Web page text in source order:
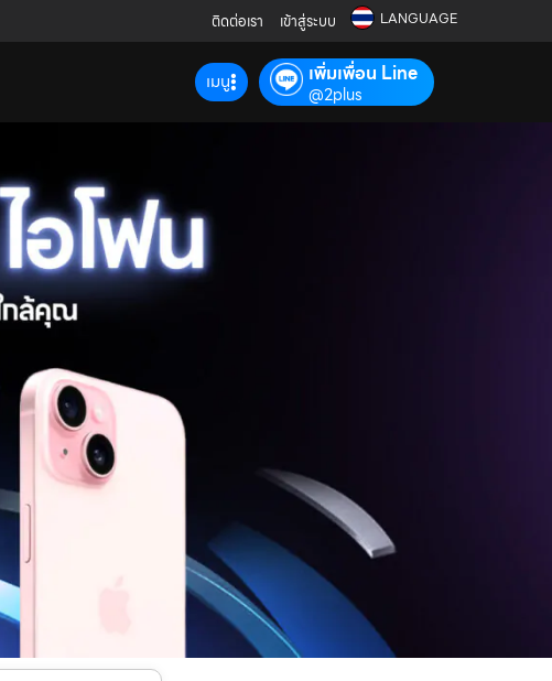
ติดต่อเรา เข้าสู่ระบบ LANGUAGE
เมนู เพิ่มเพื่อน Line
@2plus